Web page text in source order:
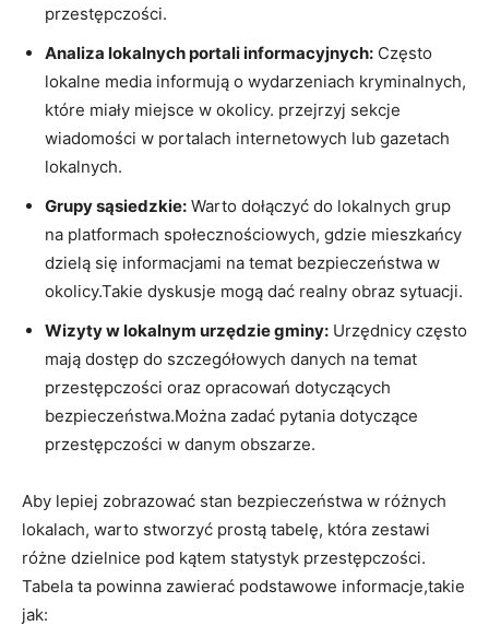
przestępczości.
Analiza lokalnych portali informacyjnych: Często
lokalne media informują o‍ wydarzeniach kryminalnych,
⁣które‍ miały miejsce w ‍okolicy. przejrzyj sekcje
wiadomości w portalach internetowych lub gazetach
lokalnych.
Grupy sąsiedzkie: Warto dołączyć do lokalnych ⁣grup⁢
na platformach społecznościowych, gdzie mieszkańcy
dzielą się informacjami na temat ‌bezpieczeństwa w
okolicy.Takie dyskusje mogą dać realny obraz sytuacji.
Wizyty w ​lokalnym urzędzie gminy: ⁣Urzędnicy często​
mają dostęp do szczegółowych danych na temat
przestępczości oraz opracowań dotyczących
bezpieczeństwa.Można‍ zadać pytania dotyczące
przestępczości w danym obszarze.
Aby lepiej zobrazować stan bezpieczeństwa⁤ w⁤ różnych
lokalach, warto stworzyć prostą tabelę, która zestawi
różne dzielnice pod kątem statystyk przestępczości.
Tabela ⁢ta powinna ⁣zawierać podstawowe informacje,takie
jak: